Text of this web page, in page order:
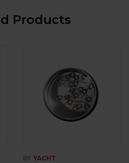
Products
BY YACHT